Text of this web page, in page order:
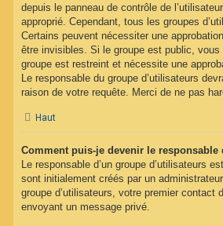
depuis le panneau de contrôle de
approprié. Cependant, tous les groupes
Certains peuvent nécessiter une
être invisibles. Si le groupe est public,
groupe est restreint et nécessite une
Le responsable du groupe d’utilisateurs
raison de votre requête. Merci de ne pas
Haut
Comment puis-je devenir le responsable
Le responsable d’un groupe d’utilisateurs
sont initialement créés par un
groupe d’utilisateurs, votre premier
envoyant un message privé.